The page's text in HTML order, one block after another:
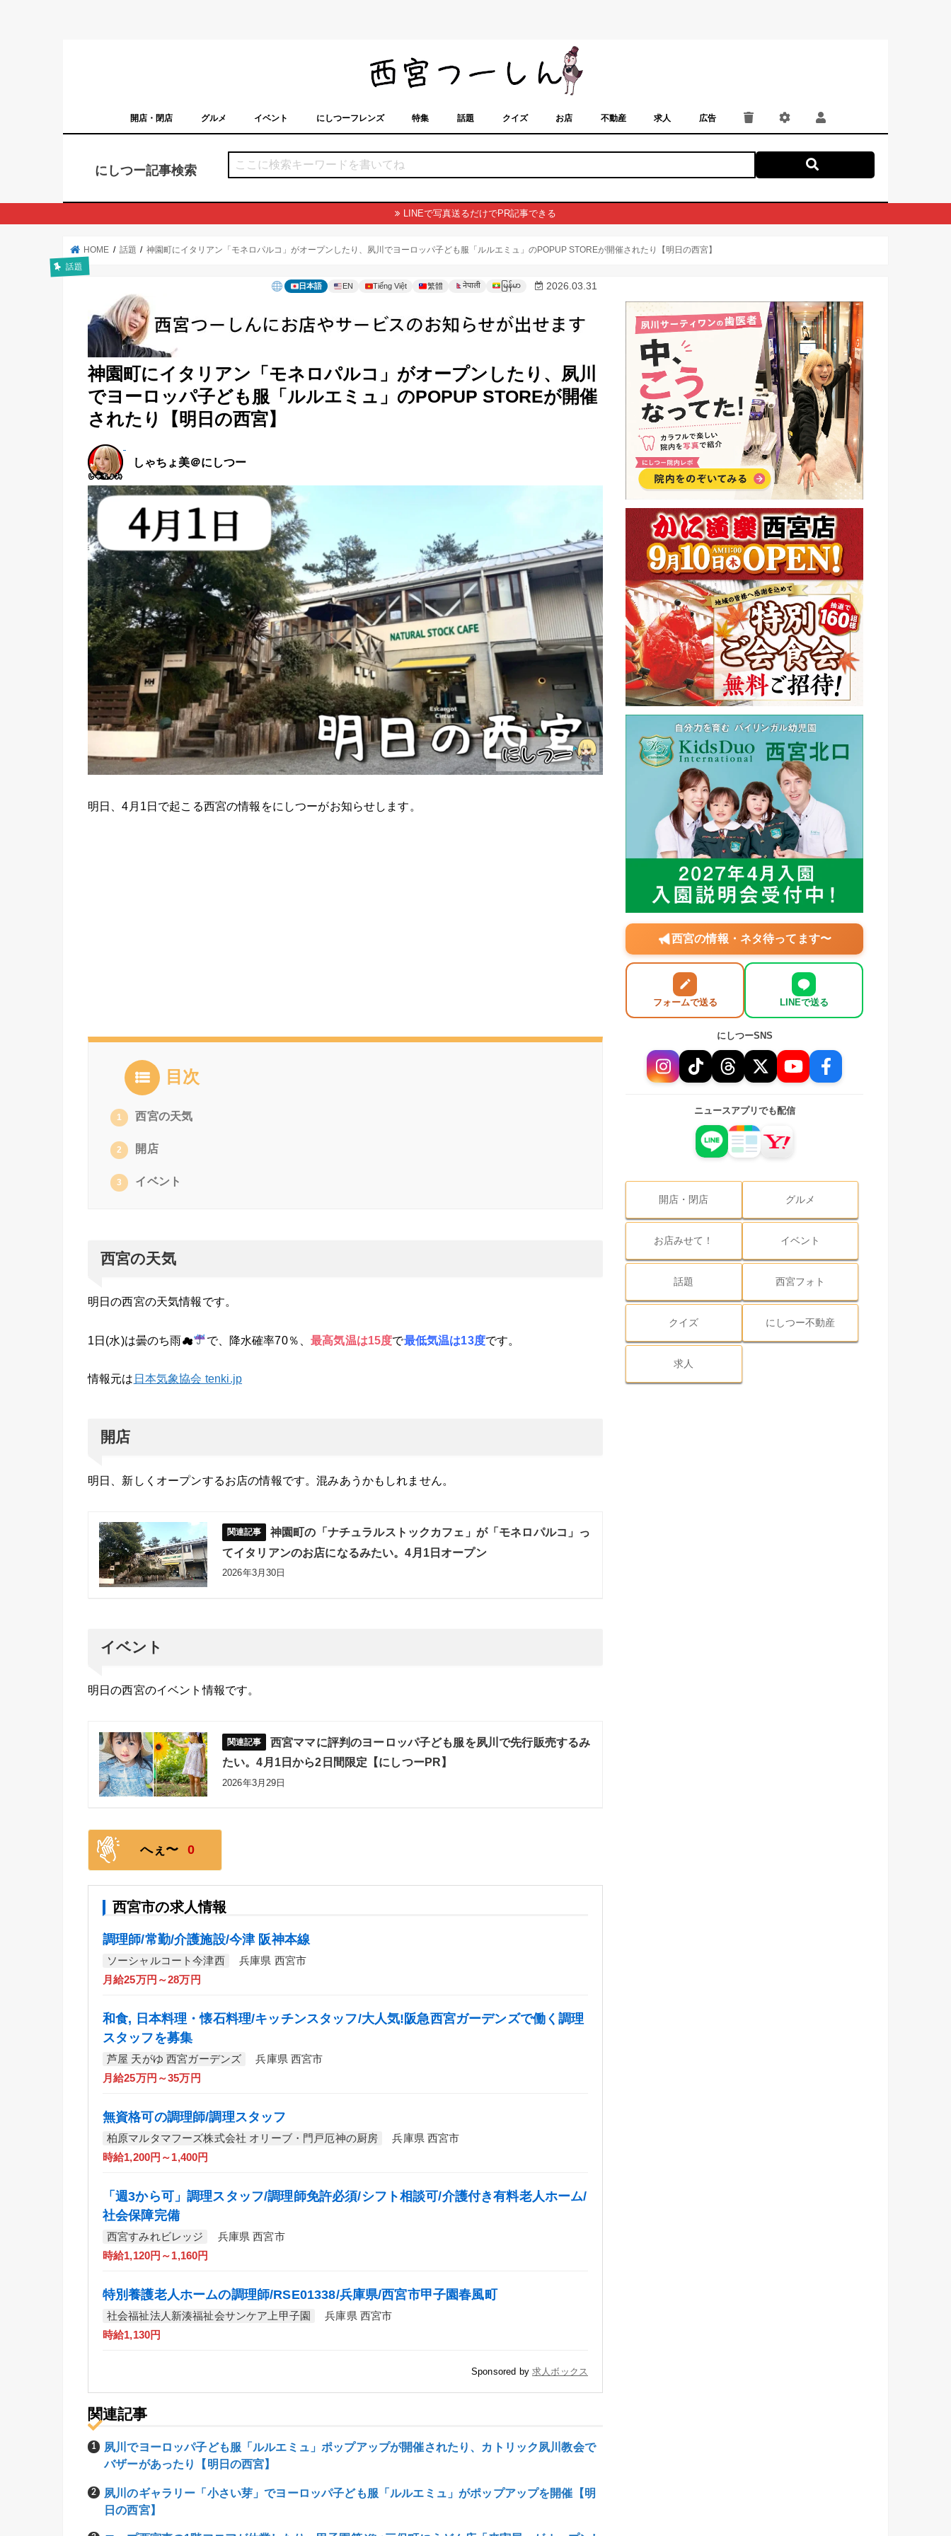
開店・閉店 グルメ イベント にしつーフレンズ 特集 話題 クイズ お店 不動産 求人 広告
にしつー記事検索
LINEで写真送るだけでPR記事できる
HOME 話題 神園町にイタリアン「モネロパルコ」がオープンしたり、夙川でヨーロッパ子ども服「ルルエミュ」のPOPUP STOREが開催されたり【明日の西宮】
話題
日本語 EN Tiếng Việt 繁體 नेपाली မြန်မာ 2026.03.31
神園町にイタリアン「モネロパルコ」がオープンしたり、夙川
でヨーロッパ子ども服「ルルエミュ」のPOPUP STOREが開催
されたり【明日の西宮】
しゃちょ美＠にしつー
明日、4月1日で起こる西宮の情報をにしつーがお知らせします。
目次
1 西宮の天気
2 開店
3 イベント
西宮の天気
明日の西宮の天気情報です。
1日(水)は曇のち雨☁ で、降水確率70％、最高気温は15度で最低気温は13度です。
情報元は 日本気象協会 tenki.jp
開店
明日、新しくオープンするお店の情報です。混みあうかもしれません。
神園町の「ナチュラルストックカフェ」が「モネロパルコ」っ
てイタリアンのお店になるみたい。4月1日オープン
2026年3月30日
イベント
明日の西宮のイベント情報です。
西宮ママに評判のヨーロッパ子ども服を夙川で先行販売するみ
たい。4月1日から2日間限定【にしつーPR】
2026年3月29日
へぇ〜 0
西宮市の求人情報
調理師/常勤/介護施設/今津 阪神本線
ソーシャルコート今津西
兵庫県 西宮市
月給25万円～28万円
和食, 日本料理・懐石料理/キッチンスタッフ/大人気!阪急西宮ガーデンズで働く調理
スタッフを募集
芦屋 天がゆ 西宮ガーデンズ
兵庫県 西宮市
月給25万円～35万円
無資格可の調理師/調理スタッフ
柏原マルタマフーズ株式会社 オリーブ・門戸厄神の厨房
兵庫県 西宮市
時給1,200円～1,400円
「週3から可」調理スタッフ/調理師免許必須/シフト相談可/介護付き有料老人ホーム/
社会保障完備
西宮すみれビレッジ
兵庫県 西宮市
時給1,120円～1,160円
特別養護老人ホームの調理師/RSE01338/兵庫県/西宮市甲子園春風町
社会福祉法人新湊福祉会サンケア上甲子園
兵庫県 西宮市
時給1,130円
Sponsored by求人ボックス
関連記事
夙川でヨーロッパ子ども服「ルルエミュ」ポップアップが開催されたり、カトリック夙川教会で
バザーがあったり【明日の西宮】
夙川のギャラリー「小さい芽」でヨーロッパ子ども服「ルルエミュ」がポップアップを開催【明
日の西宮】
西宮の情報・ネタ待ってます〜
フォームで送る LINEで送る
にしつーSNS
ニュースアプリでも配信
開店・閉店 グルメ
お店みせて！ イベント
話題 西宮フォト
クイズ にしつー不動産
求人